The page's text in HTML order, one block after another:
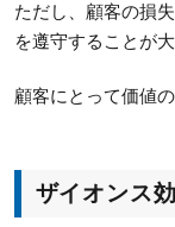
ただし、顧客の損
を遵守することが大
顧客にとって価値
ザイオンス